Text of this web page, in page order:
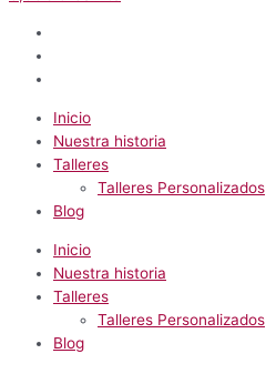
Inicio
Nuestra historia
Talleres
Talleres Personalizados
Blog
Inicio
Nuestra historia
Talleres
Talleres Personalizados
Blog